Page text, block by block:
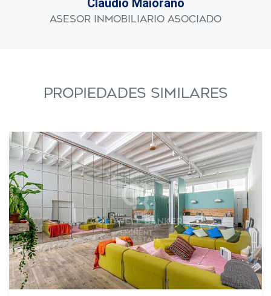
Asesor Inmobiliario Asociado
PROPIEDADES SIMILARES